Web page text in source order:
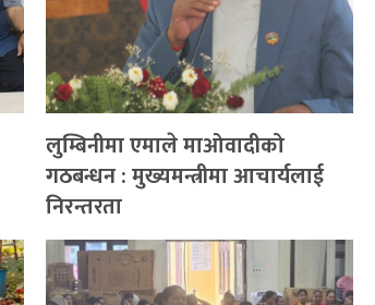
लुम्बिनीमा एमाले माओवादीको
गठबन्धन : मुख्यमन्त्रीमा आचार्यलाई
निरन्तरता